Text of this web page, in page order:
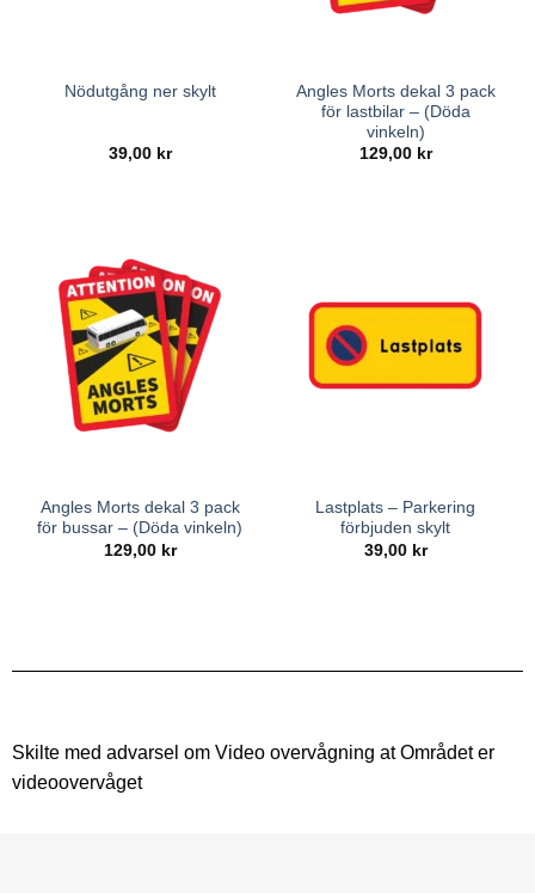
Nödutgång ner skylt
39,00 kr
Angles Morts dekal 3 pack
för lastbilar – (Döda
vinkeln)
129,00 kr
Angles Morts dekal 3 pack
för bussar – (Döda vinkeln)
129,00 kr
Lastplats – Parkering
förbjuden skylt
39,00 kr
Skilte med advarsel om Video overvågning at Området er
videoovervåget